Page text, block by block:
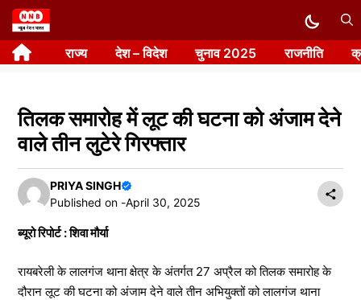
Skip
to
content राज्य देश – विदेश चुनाव 2025 राजनीति
तिलक समारोह में लूट की घटना को अंजाम देने
वाले तीन लुटेरे गिरफ्तार
PRIYA SINGH
Published on -April 30, 2025
ब्यूरो रिपोर्ट : शिवा मौर्या
रायबरेली के लालगंज थाना क्षेत्र के अंतर्गत 27 अप्रैल को तिलक समारोह के
दौरान लूट की घटना को अंजाम देने वाले तीन अभियुक्तों को लालगंज थाना